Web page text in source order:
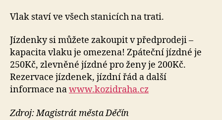
Vlak staví ve všech stanicích na trati.
Jízdenky si můžete zakoupit v předprodeji –
kapacita vlaku je omezena! Zpáteční jízdné je
250Kč, zlevněné jízdné pro ženy je 200Kč.
Rezervace jízdenek, jízdní řád a další
informace nawww.kozidraha.cz
Zdroj: Magistrát města Děčín